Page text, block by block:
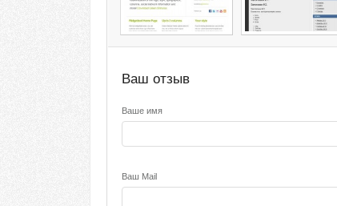
Ваш отзыв
Ваше имя
Ваш Mail